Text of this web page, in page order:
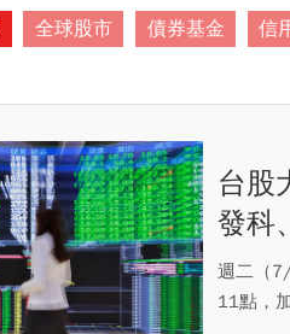
全球股市 債券基金 信
台股
發科
面，
週二（
11點，